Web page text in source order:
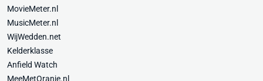
MovieMeter.nl
MusicMeter.nl
WijWedden.net
Kelderklasse
Anfield Watch
MeeMetOranje.nl